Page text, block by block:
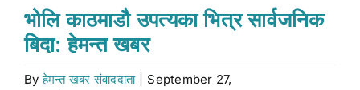
Stock market
भोलि काठमाडौ उपत्यका भित्र सार्वजनिक
बिदा: हेमन्त खबर
Byहेमन्त खबर संवाददाता
September 27,